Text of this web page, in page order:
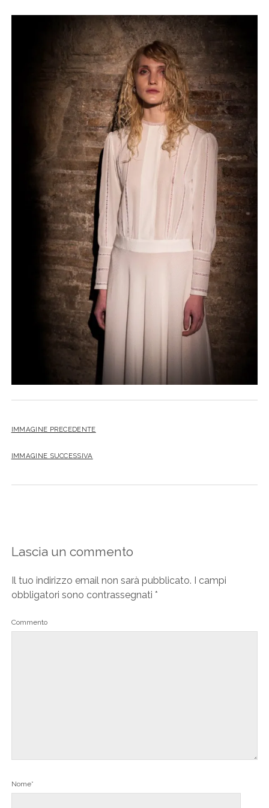
IMMAGINE PRECEDENTE
IMMAGINE SUCCESSIVA
Lascia un commento
Il tuo indirizzo email non sarà pubblicato.
I campi
obbligatori sono contrassegnati *
Commento
Nome*